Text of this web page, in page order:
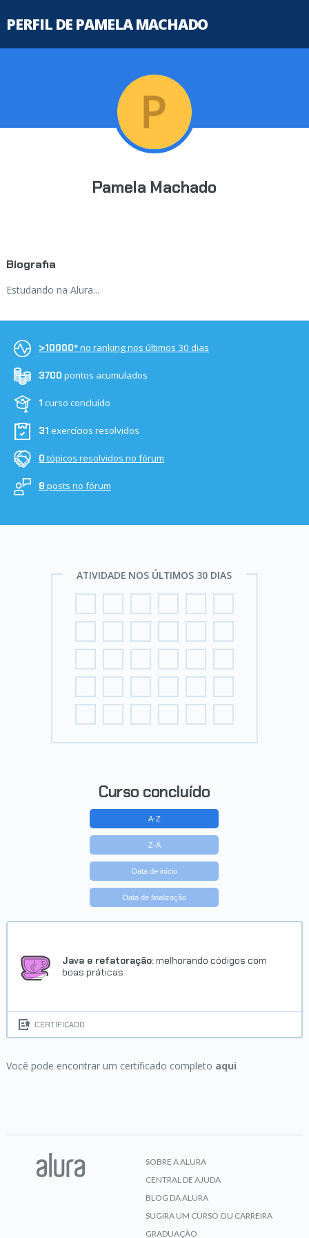
PERFIL DE PAMELA MACHADO
Pamela Machado
Biografia
Estudando na Alura...
>10000ºno ranking nos últimos 30 dias
3700 pontos acumulados
1 curso concluído
31 exercícios resolvidos
0 tópicos resolvidos no fórum
8 posts no fórum
ATIVIDADE NOS ÚLTIMOS 30 DIAS
Curso concluído
A-Z
Z-A
Data de início
Data de finalização
Java e refatoração: melhorando códigos com
boas práticas
CERTIFICADO
Você pode encontrar um certificado completo aqui
SOBRE A ALURA
CENTRAL DE AJUDA
BLOG DA ALURA
SUGIRA UM CURSO OU CARREIRA
GRADUAÇÃO